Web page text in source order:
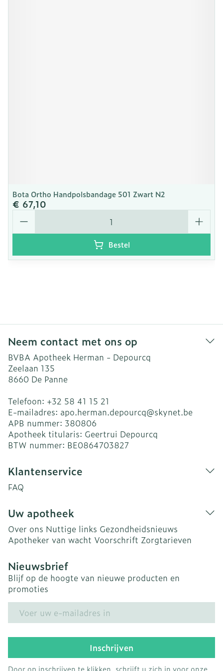
Bota Ortho Handpolsbandage 501 Zwart N2
€ 67,10
Aantal
Bestel
Neem contact met ons op
BVBA Apotheek Herman - Depourcq
Zeelaan 135
8660 De Panne
Telefoon: +32 58 41 15 21
E-mailadres: apo.herman.depourcq@skynet.be
APB nummer: 380806
Apotheek titularis: Geertrui Depourcq
BTW nummer: BE0864703827
Klantenservice
FAQ
Uw apotheek
Over ons Nuttige links Gezondheidsnieuws
Apotheker van wacht Voorschrift Zorgtarieven
Nieuwsbrief
Blijf op de hoogte van nieuwe producten en
promoties
Inschrijven
Door op inschrijven te klikken, schrijft u zich in voor onze